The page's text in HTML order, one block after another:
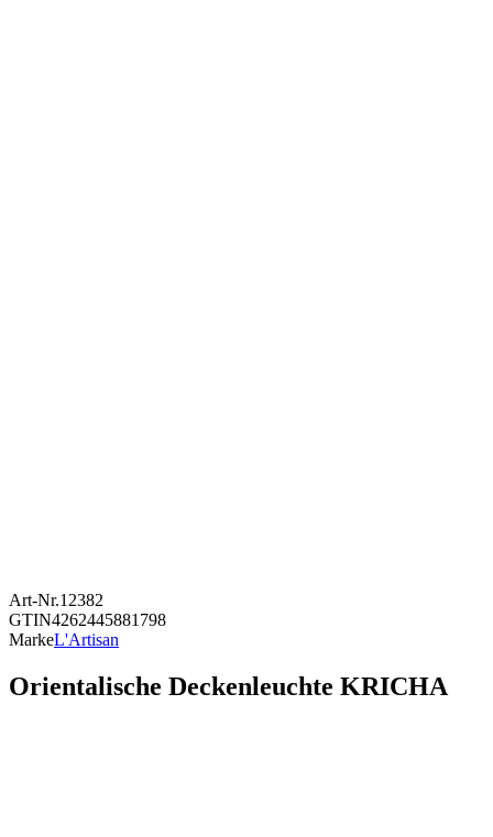
Art-Nr.12382
GTIN4262445881798
MarkeL'Artisan
Orientalische Deckenleuchte KRICHA